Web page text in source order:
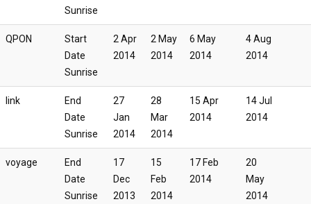
Sunrise
QPON
Start
Date
Sunrise
2 Apr
2014
2 May
2014
6 May
2014
4 Aug
2014
link
End
Date
Sunrise
27
Jan
2014
28
Mar
2014
15 Apr
2014
14 Jul
2014
voyage
End
Date
Sunrise
17
Dec
2013
15
Feb
2014
17 Feb
2014
20
May
2014